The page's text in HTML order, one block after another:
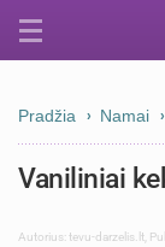
Pradžia Namai
Vaniliniai
Autorius:tevu-darzelis.lt